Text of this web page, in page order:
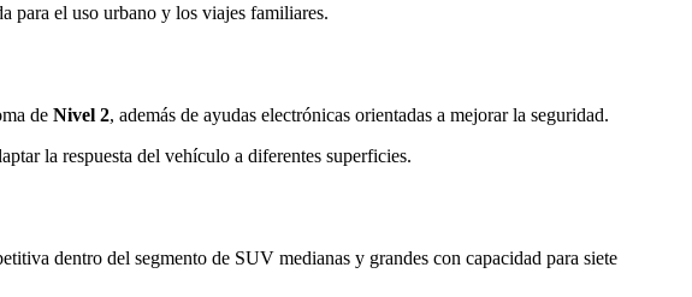
para el uso urbano y los viajes familiares.
de Nivel 2, además de ayudas electrónicas orientadas a mejorar la seguridad.
la respuesta del vehículo a diferentes superficies.
dentro del segmento de SUV medianas y grandes con capacidad para siete